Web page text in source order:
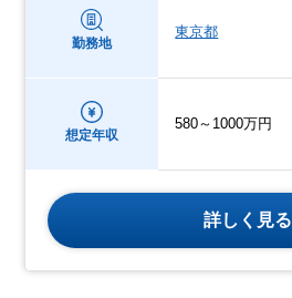
勤務地
東京都
想定年収
580～1000万円
詳しく見る